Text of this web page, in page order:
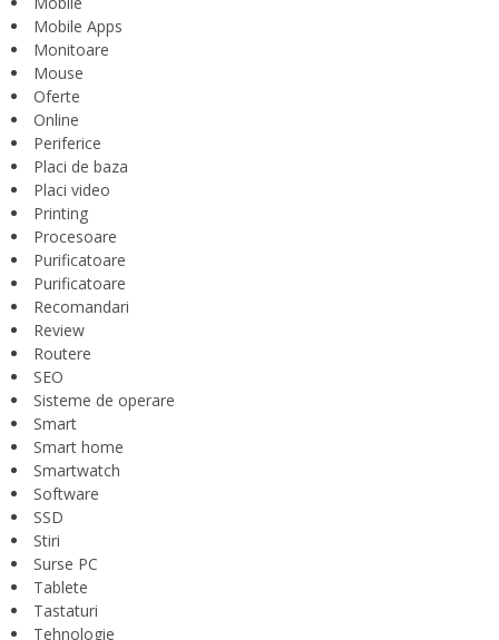
Mobile Apps
Monitoare
Mouse
Oferte
Online
Periferice
Placi de baza
Placi video
Printing
Procesoare
Purificatoare
Purificatoare
Recomandari
Review
Routere
SEO
Sisteme de operare
Smart
Smart home
Smartwatch
Software
SSD
Stiri
Surse PC
Tablete
Tastaturi
Tehnologie